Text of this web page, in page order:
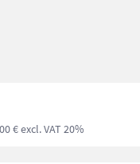
€ excl. VAT 20%